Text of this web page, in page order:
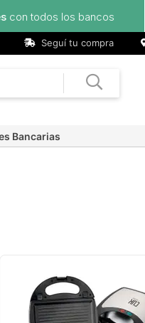
con todos los bancos
Seguí tu compra
Bancarias